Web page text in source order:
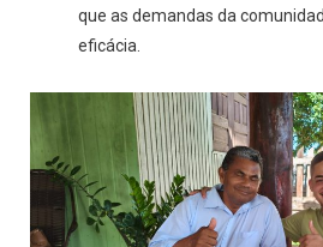
que as demandas da
eficácia.